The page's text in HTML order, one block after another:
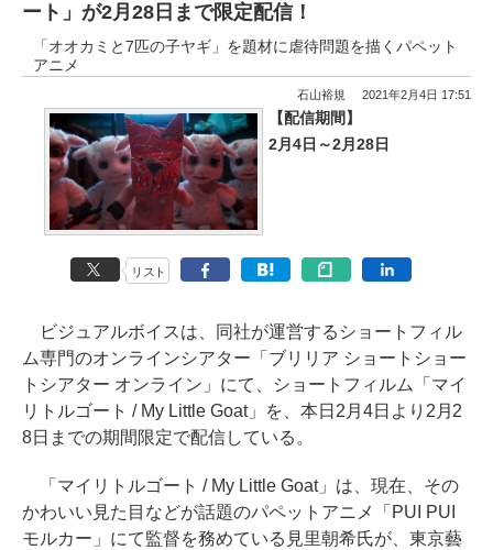
ート」が2月28日まで限定配信！
「オオカミと7匹の子ヤギ」を題材に虐待問題を描くパペット
アニメ
石山裕規 2021年2月4日 17:51
【配信期間】
2月4日～2月28日
リスト
ビジュアルボイスは、同社が運営するショートフィル
ム専門のオンラインシアター「ブリリア ショートショー
トシアター オンライン」にて、ショートフィルム「マイ
リトルゴート / My Little Goat」を、本日2月4日より2月2
8日までの期間限定で配信している。
「マイリトルゴート / My Little Goat」は、現在、その
かわいい見た目などが話題のパペットアニメ「PUI PUI
モルカー」にて監督を務めている見里朝希氏が、東京藝